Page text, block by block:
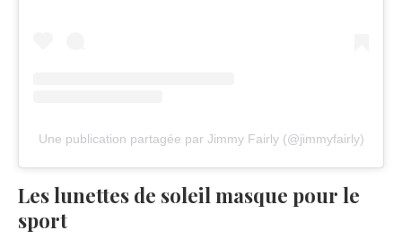
Une publication partagée par Jimmy Fairly (@jimmyfairly)
Les lunettes de soleil masque pour le
sport